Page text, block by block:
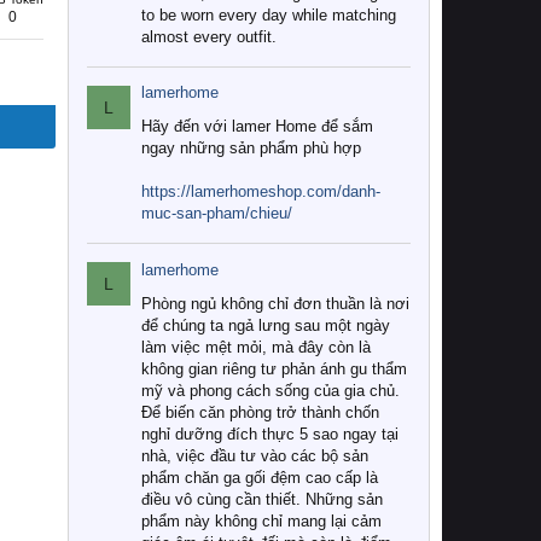
0
to be worn every day while matching
almost every outfit.
L
lamerhome
Hãy đến với lamer Home để sắm
ngay những sản phẩm phù hợp
https://lamerhomeshop.com/danh-
muc-san-pham/chieu/
L
lamerhome
Phòng ngủ không chỉ đơn thuần là nơi
để chúng ta ngả lưng sau một ngày
làm việc mệt mỏi, mà đây còn là
không gian riêng tư phản ánh gu thẩm
mỹ và phong cách sống của gia chủ.
Để biến căn phòng trở thành chốn
nghỉ dưỡng đích thực 5 sao ngay tại
nhà, việc đầu tư vào các bộ sản
phẩm chăn ga gối đệm cao cấp là
điều vô cùng cần thiết. Những sản
phẩm này không chỉ mang lại cảm